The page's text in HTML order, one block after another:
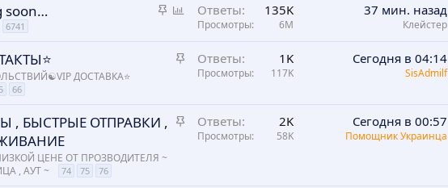
л
З
е
о
о
6741
Ответы 135K
Просмотры 6M
37 мин. назад
Клейстер
З
е
ДОСТАВКА⭐
66
Ответы 1K
Просмотры 117K
Сегодня в 04:14
SisAdmilf
З
, БЫСТРЫЕ ОТПРАВКИ ,
ЦЕНЕ ОТ ПРОЗВОДИТЕЛЯ ~
, АУТ ~
74 75 76
Ответы 2K
Просмотры 58K
Сегодня в 00:57
Помощник Украинца